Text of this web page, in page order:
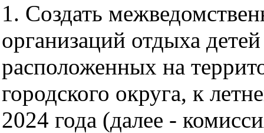
1. Создать
организаций отдыха
расположенных на
городского округа, к
2024 года (далее -